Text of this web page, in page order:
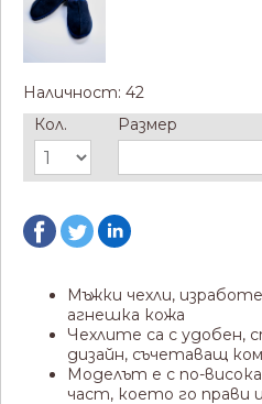
Наличност: 42
Кол.
Размер
Мъжки чехли,
агнешка кожа
Чехлите са с удобен,
дизайн, съчетаващ
Моделът е с по-
част, което го прави